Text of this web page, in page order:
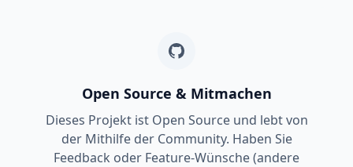
Open Source & Mitmachen
Dieses Projekt ist Open Source und lebt von
der Mithilfe der Community. Haben Sie
Feedback oder Feature-Wünsche (andere